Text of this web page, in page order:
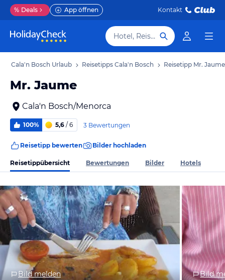
% Deals App öffnen Kontakt
Hotel, Reiseziel
Cala'n Bosch Urlaub Reisetipps Cala'n Bosch Reisetipp Mr. Jaume
Mr. Jaume
Cala'n Bosch/Menorca
100% 5,6 / 6 3 Bewertungen
Reisetipp bewerten Bilder hochladen
Reisetippübersicht Bewertungen Bilder Hotels
Bild melden Bild